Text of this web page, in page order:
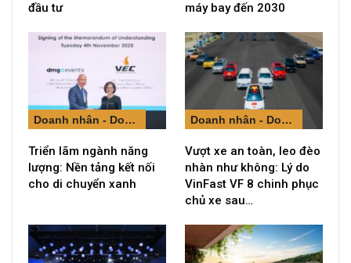
đầu tư
máy bay đến 2030
Doanh nhân - Doanh nghiệp
Triển lãm ngành năng
lượng: Nền tảng kết nối
cho di chuyển xanh
Doanh nhân - Doanh nghiệp
Vượt xe an toàn, leo đèo
nhàn như không: Lý do
VinFast VF 8 chinh phục
chủ xe sau…